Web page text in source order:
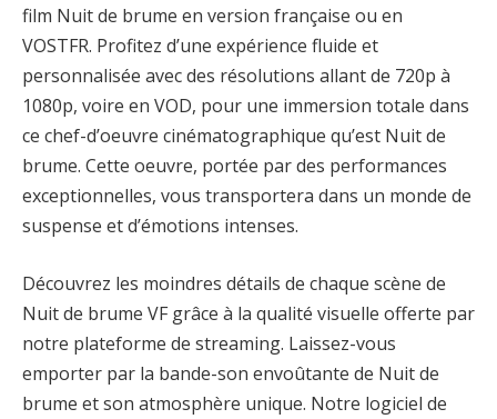
film Nuit de brume en version française ou en
VOSTFR. Profitez d’une expérience fluide et
personnalisée avec des résolutions allant de 720p à
1080p, voire en VOD, pour une immersion totale dans
ce chef-d’oeuvre cinématographique qu’est Nuit de
brume. Cette oeuvre, portée par des performances
exceptionnelles, vous transportera dans un monde de
suspense et d’émotions intenses.
Découvrez les moindres détails de chaque scène de
Nuit de brume VF grâce à la qualité visuelle offerte par
notre plateforme de streaming. Laissez-vous
emporter par la bande-son envoûtante de Nuit de
brume et son atmosphère unique. Notre logiciel de